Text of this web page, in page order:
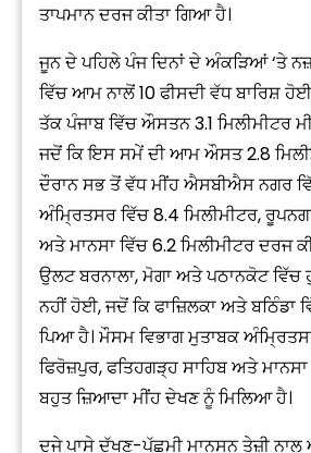
ਤਾਪਮਾਨ ਦਰਜ ਕੀਤਾ ਗਿਆ ਹੈ।
ਜੂਨ ਦੇ ਪਹਿਲੇ ਪੰਜ ਦਿਨਾਂ ਦੇ ਅੰਕੜਿਆਂ ‘ਤੇ
ਵਿੱਚ ਆਮ ਨਾਲੋਂ 10 ਫੀਸਦੀ ਵੱਧ ਬਾਰਿਸ਼
ਤੱਕ ਪੰਜਾਬ ਵਿੱਚ ਔਸਤਨ 3.1 ਮਿਲੀਮੀਟਰ
ਜਦੋਂ ਕਿ ਇਸ ਸਮੇਂ ਦੀ ਆਮ ਔਸਤ 2.8
ਦੌਰਾਨ ਸਭ ਤੋਂ ਵੱਧ ਮੀਂਹ ਐਸਬੀਐਸ ਨਗਰ
ਅੰਮ੍ਰਿਤਸਰ ਵਿੱਚ 8.4 ਮਿਲੀਮੀਟਰ,
ਅਤੇ ਮਾਨਸਾ ਵਿੱਚ 6.2 ਮਿਲੀਮੀਟਰ ਦਰਜ
ਉਲਟ ਬਰਨਾਲਾ, ਮੋਗਾ ਅਤੇ ਪਠਾਨਕੋਟ ਵਿੱਚ
ਨਹੀਂ ਹੋਈ, ਜਦੋਂ ਕਿ ਫਾਜ਼ਿਲਕਾ ਅਤੇ ਬਠਿੰਡਾ
ਪਿਆ ਹੈ। ਮੌਸਮ ਵਿਭਾਗ ਮੁਤਾਬਕ
ਫਿਰੋਜ਼ਪੁਰ, ਫਤਿਹਗੜ੍ਹ ਸਾਹਿਬ ਅਤੇ
ਬਹੁਤ ਜ਼ਿਆਦਾ ਮੀਂਹ ਦੇਖਣ ਨੂੰ ਮਿਲਿਆ ਹੈ।
ਦੂਜੇ ਪਾਸੇ ਦੱਖਣ-ਪੱਛਮੀ ਮਾਨਸੂਨ ਤੇਜ਼ੀ